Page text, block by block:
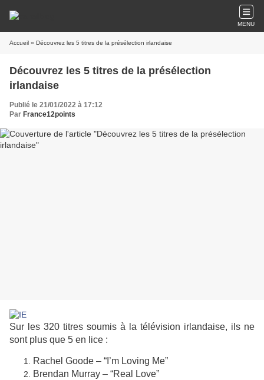
MENU
Accueil » Découvrez les 5 titres de la présélection irlandaise
Découvrez les 5 titres de la présélection
irlandaise
Publié le 21/01/2022 à 17:12
Par France12points
Sur les 320 titres soumis à la télévision irlandaise, ils ne
sont plus que 5 en lice :
Rachel Goode – “I’m Loving Me”
Brendan Murray – “Real Love”